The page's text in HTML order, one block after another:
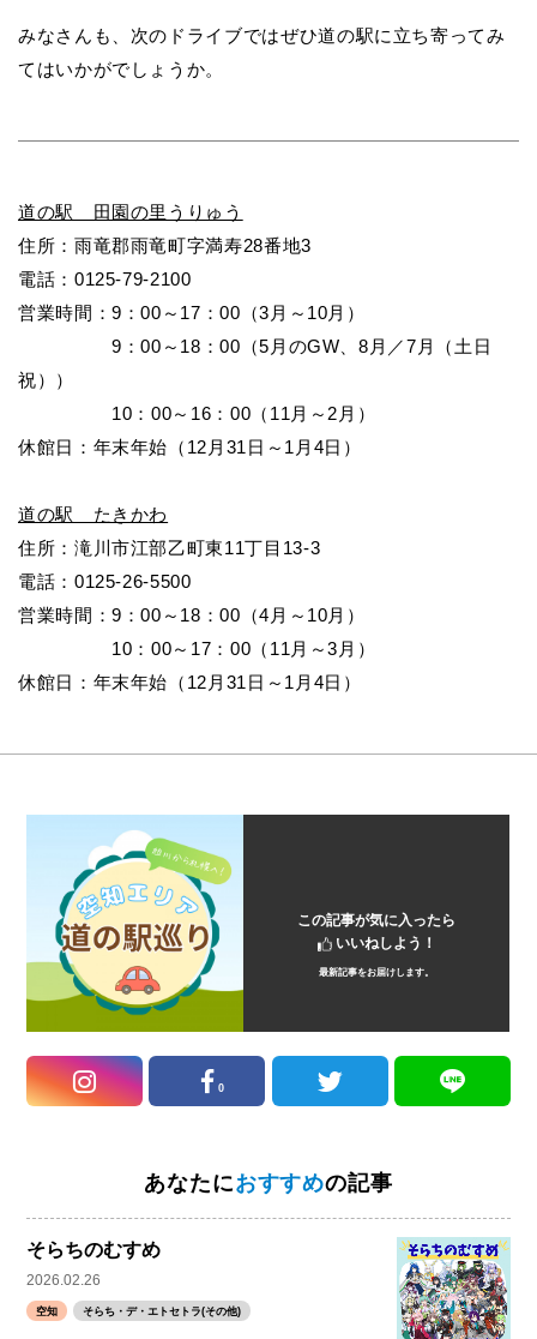
みなさんも、次のドライブではぜひ道の駅に立ち寄ってみ
てはいかがでしょうか。
道の駅 田園の里うりゅう
住所：雨竜郡雨竜町字満寿28番地3
電話：0125-79-2100
営業時間：9：00～17：00（3月～10月）
9 ：00～18：00（5月のGW、8月／7月（土日
祝））
10 ：00～16：00（11月～2月）
休館日：年末年始（12月31日～1月4日）
道の駅 たきかわ
住所：滝川市江部乙町東11丁目13-3
電話：0125-26-5500
営業時間：9：00～18：00（4月～10月）
10 ：00～17：00（11月～3月）
休館日：年末年始（12月31日～1月4日）
この記事が気に入ったら
いいねしよう！
最新記事をお届けします。
0
あなたにおすすめの記事
そらちのむすめ
2026.02.26
空知 そらち・デ・エトセトラ(その他)